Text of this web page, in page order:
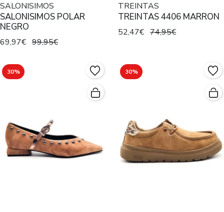
SALONISIMOS
SALONISIMOS POLAR
NEGRO
69,97€ 99,95€
TREINTAS
TREINTAS 4406 MARRON
52,47€ 74,95€
30% 30%